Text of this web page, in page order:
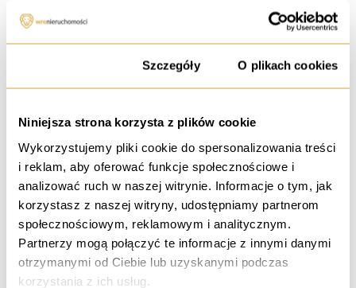
Szczegóły O plikach cookies
Niniejsza strona korzysta z plików cookie
Wykorzystujemy pliki cookie do spersonalizowania treści
i reklam, aby oferować funkcje społecznościowe i
analizować ruch w naszej witrynie. Informacje o tym, jak
korzystasz z naszej witryny, udostępniamy partnerom
społecznościowym, reklamowym i analitycznym.
Partnerzy mogą połączyć te informacje z innymi danymi
otrzymanymi od Ciebie lub uzyskanymi podczas
korzystania z ich usług.
ul. Pilczycka, Wrocław
349 999 PLN
sprzedaż
Bliżniak i Hala |dowolna działaność
ul. Małopanewska, Wrocław
2 999 999 PLN